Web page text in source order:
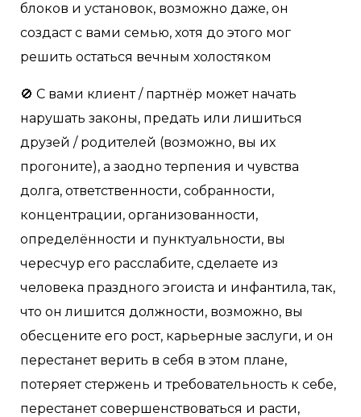
блоков и установок, возможно даже, он
создаст с вами семью, хотя до этого мог
решить остаться вечным холостяком
🚫 С вами клиент / партнёр может начать
нарушать законы, предать или лишиться
друзей / родителей (возможно, вы их
прогоните), а заодно терпения и чувства
долга, ответственности, собранности,
концентрации, организованности,
определённости и пунктуальности, вы
чересчур его расслабите, сделаете из
человека праздного эгоиста и инфантила, так,
что он лишится должности, возможно, вы
обесцените его рост, карьерные заслуги, и он
перестанет верить в себя в этом плане,
потеряет стержень и требовательность к себе,
перестанет совершенствоваться и расти,